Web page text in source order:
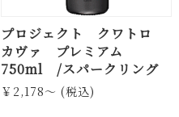
プロジェクト クワトロ
カヴァ プレミアム
750ml /スパークリング
￥2,178～ (税込)